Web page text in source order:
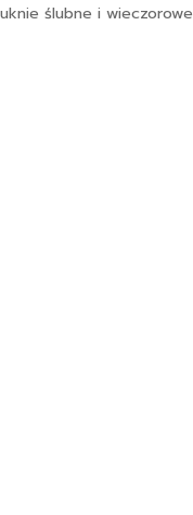
ślubne i wieczorowe